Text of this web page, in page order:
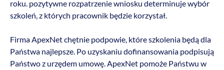
roku. pozytywne rozpatrzenie wniosku determinuje wybór
szkoleń, z których pracownik będzie korzystał.
Firma ApexNet chętnie podpowie, które szkolenia będą dla
Państwa najlepsze. Po uzyskaniu dofinansowania podpisują
Państwo z urzędem umowę. ApexNet pomoże Państwu w